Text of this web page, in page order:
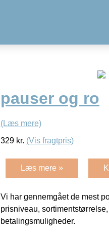
pauser og ro
(Læs mere)
329 kr. (Vis fragtpris)
Læs mere »
Vi har gennemgået de mest
prisniveau,
betalingsmuligheder.